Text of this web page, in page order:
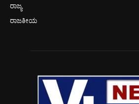
ರಾಜ್ಯ
ರಾಜಕೀಯ